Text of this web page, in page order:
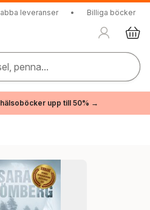
leveranser • Billiga böcker
penna...
upp till 50% →